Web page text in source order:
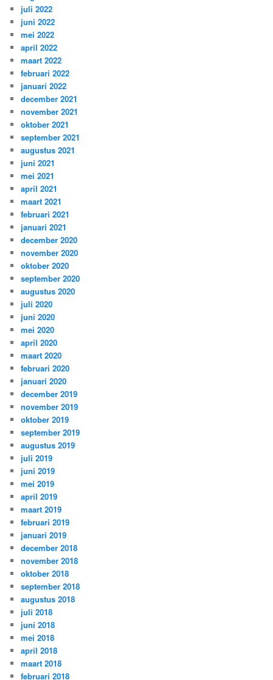
juli 2022
juni 2022
mei 2022
april 2022
maart 2022
februari 2022
januari 2022
december 2021
november 2021
oktober 2021
september 2021
augustus 2021
juni 2021
mei 2021
april 2021
maart 2021
februari 2021
januari 2021
december 2020
november 2020
oktober 2020
september 2020
augustus 2020
juli 2020
juni 2020
mei 2020
april 2020
maart 2020
februari 2020
januari 2020
december 2019
november 2019
oktober 2019
september 2019
augustus 2019
juli 2019
juni 2019
mei 2019
april 2019
maart 2019
februari 2019
januari 2019
december 2018
november 2018
oktober 2018
september 2018
augustus 2018
juli 2018
juni 2018
mei 2018
april 2018
maart 2018
februari 2018